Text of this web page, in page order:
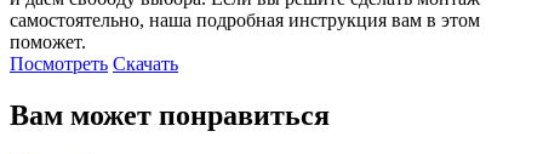
самостоятельно, наша подробная инструкция вам в этом
поможет.
Посмотреть Скачать
Вам может понравиться